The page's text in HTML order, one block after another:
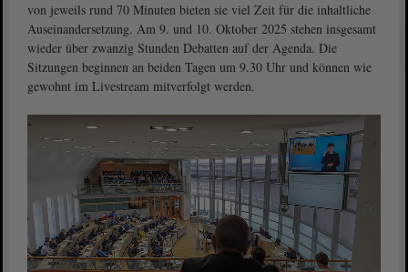
von jeweils rund 70 Minuten bieten sie viel Zeit für die inhaltliche
Auseinandersetzung. Am 9. und 10. Oktober 2025 stehen insgesamt
wieder über zwanzig Stunden Debatten auf der Agenda. Die
Sitzungen beginnen an beiden Tagen um 9.30 Uhr und können wie
gewohnt im Livestream mitverfolgt werden.